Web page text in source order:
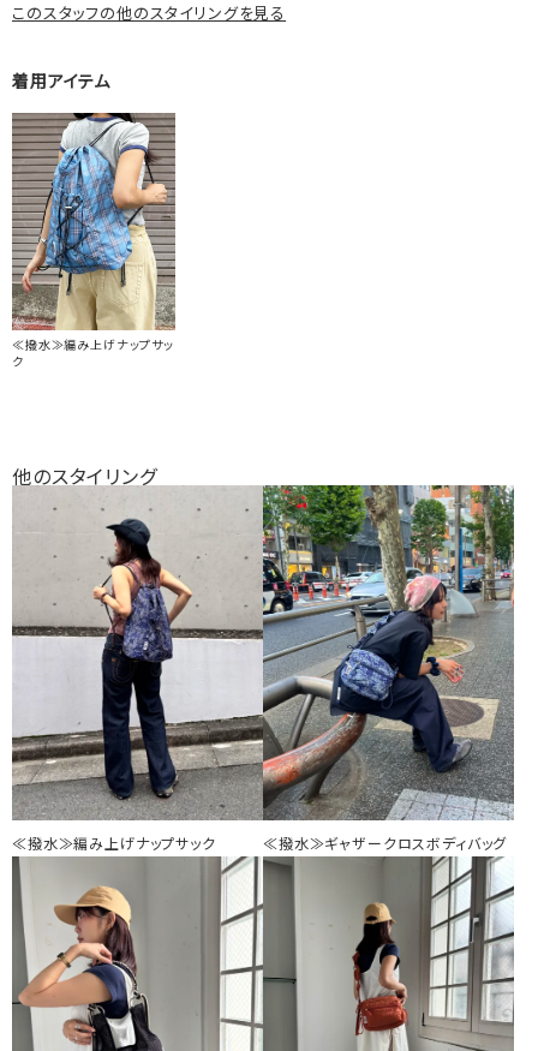
このスタッフの他のスタイリングを見る
着用アイテム
≪撥水≫編み上げナップサッ
ク
他のスタイリング
≪撥水≫編み上げナップサック ≪撥水≫ギャザークロスボディバッグ